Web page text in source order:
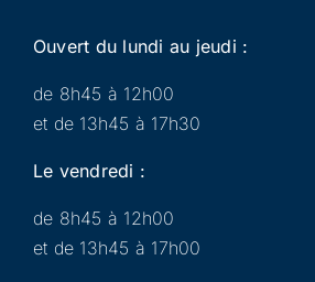
Ouvert du lundi au jeudi :
de 8h45 à 12h00
et de 13h45 à 17h30
Le vendredi :
de 8h45 à 12h00
et de 13h45 à 17h00